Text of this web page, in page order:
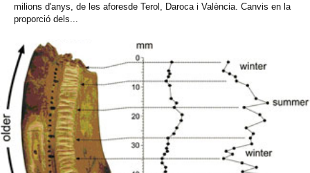
Agenda
English Español
milions d'anys, de les aforesde Terol, Daroca i València. Canvis en la
proporció dels...